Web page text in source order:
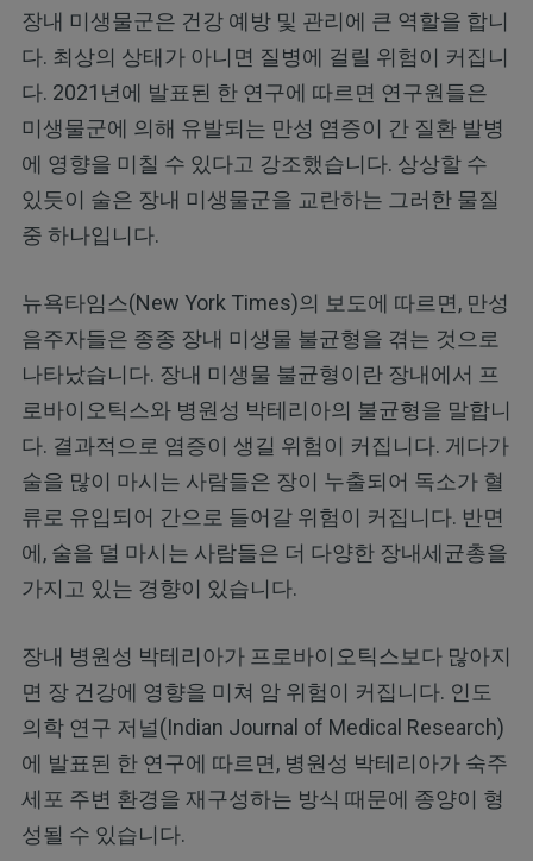
장내 미생물군은 건강 예방 및 관리에 큰 역할을 합니
다. 최상의 상태가 아니면 질병에 걸릴 위험이 커집니
다. 2021년에 발표된 한 연구에 따르면 연구원들은
미생물군에 의해 유발되는 만성 염증이 간 질환 발병
에 영향을 미칠 수 있다고 강조했습니다. 상상할 수
있듯이 술은 장내 미생물군을 교란하는 그러한 물질
중 하나입니다.
뉴욕타임스(New York Times)의 보도에 따르면, 만성
음주자들은 종종 장내 미생물 불균형을 겪는 것으로
나타났습니다. 장내 미생물 불균형이란 장내에서 프
로바이오틱스와 병원성 박테리아의 불균형을 말합니
다. 결과적으로 염증이 생길 위험이 커집니다. 게다가
술을 많이 마시는 사람들은 장이 누출되어 독소가 혈
류로 유입되어 간으로 들어갈 위험이 커집니다. 반면
에, 술을 덜 마시는 사람들은 더 다양한 장내세균총을
가지고 있는 경향이 있습니다.
장내 병원성 박테리아가 프로바이오틱스보다 많아지
면 장 건강에 영향을 미쳐 암 위험이 커집니다. 인도
의학 연구 저널(Indian Journal of Medical Research)
에 발표된 한 연구에 따르면, 병원성 박테리아가 숙주
세포 주변 환경을 재구성하는 방식 때문에 종양이 형
성될 수 있습니다.